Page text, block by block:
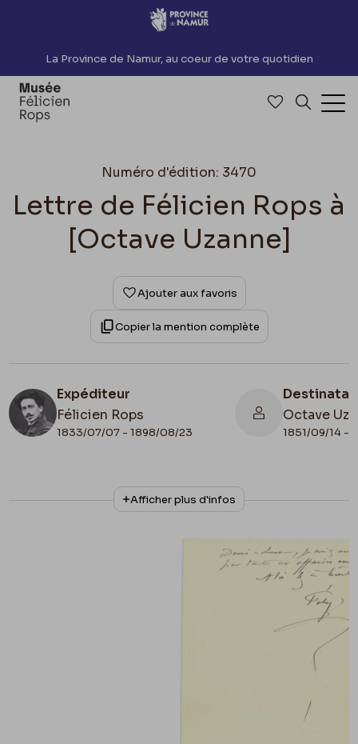
Accèder directement au contenu
La Province de Namur, au coeur de votre quotidien
Accéder à
Numéro d'édition: 3470
Lettre de Félicien Rops à
[Octave Uzanne]
Ajouter aux favoris
Copier la mention complète
Expéditeur
Félicien Rops
1833/07/07 - 1898/08/23
Octave
1851/09/14 -
N° d'inventaire
CPEL/7
Collationnage
Scan
Afficher plus d'infos